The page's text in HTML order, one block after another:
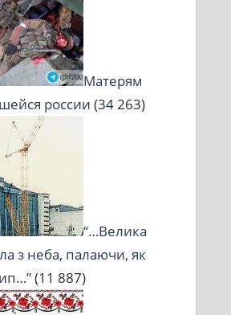
Матерям
россии (34 263)
“…Велика
з неба, палаючи, як
(11 887)